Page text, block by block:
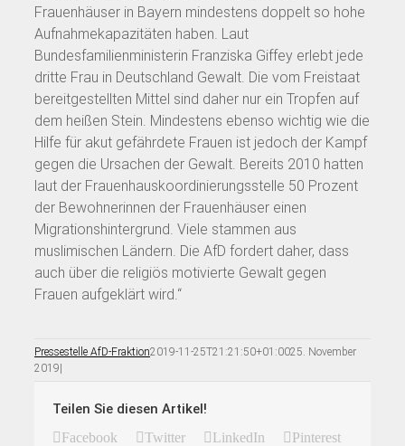
Frauenhäuser in Bayern mindestens doppelt so hohe
Aufnahmekapazitäten haben. Laut
Bundesfamilienministerin Franziska Giffey erlebt jede
dritte Frau in Deutschland Gewalt. Die vom Freistaat
bereitgestellten Mittel sind daher nur ein Tropfen auf
dem heißen Stein. Mindestens ebenso wichtig wie die
Hilfe für akut gefährdete Frauen ist jedoch der Kampf
gegen die Ursachen der Gewalt. Bereits 2010 hatten
laut der Frauenhauskoordinierungsstelle 50 Prozent
der Bewohnerinnen der Frauenhäuser einen
Migrationshintergrund. Viele stammen aus
muslimischen Ländern. Die AfD fordert daher, dass
auch über die religiös motivierte Gewalt gegen
Frauen aufgeklärt wird.“
Pressestelle AfD-Fraktion2019-11-25T21:21:50+01:0025. November
2019|
Teilen Sie diesen Artikel!
Facebook Twitter LinkedIn
Pinterest